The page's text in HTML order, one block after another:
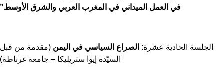
في العمل الميداني في المغرب العربي والشرق الأوسط”
الجلسة الحادية عشرة:الصراع السياسي في اليمن(مقدمة من قبل
السيّدة إيوا ستريليكا – جامعة غرناطة)